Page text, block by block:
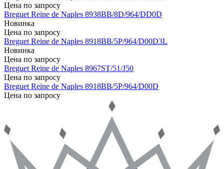
Цена по запросу
Breguet Reine de Naples 8938BB/8D/964/DD0D
Новинка
Цена по запросу
Breguet Reine de Naples 8918BB/5P/964/D00D3L
Новинка
Цена по запросу
Breguet Reine de Naples 8967ST/51/J50
Цена по запросу
Breguet Reine de Naples 8918BB/5P/964/D00D
Цена по запросу